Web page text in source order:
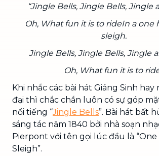
“Jingle Bells, Jingle Bells, Jingle
Oh, What fun it is to rideIn a one
sleigh.
Jingle Bells, Jingle Bells, Jingle
Oh, What fun it is to
Khi nhắc các bài hát Giáng Sinh hay
đại thì chắc chắn luôn có sự góp
nổi tiếng “Jingle Bells”. Bài hát bất
sáng tác năm 1840 bởi nhà soạn
Pierpont với tên gọi lúc đầu là “One
Sleigh”.